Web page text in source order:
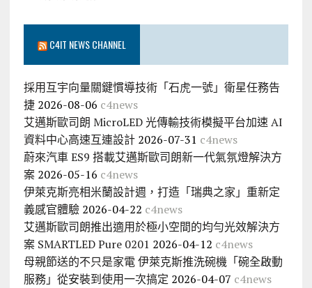
C4IT NEWS CHANNEL
採用互宇向量關鍵慣導技術「石虎一號」衛星任務告
捷 2026-08-06 c4news
艾邁斯歐司朗 MicroLED 光傳輸技術模擬平台加速 AI
資料中心高速互連設計 2026-07-31 c4news
蔚來汽車 ES9 搭載艾邁斯歐司朗新一代氣氛燈解決方
案 2026-05-16 c4news
伊萊克斯亮相米蘭設計週，打造「瑞典之家」重新定
義感官體驗 2026-04-22 c4news
艾邁斯歐司朗推出適用於極小空間的均勻光效解決方
案 SMARTLED Pure 0201 2026-04-12 c4news
母親節送的不只是家電 伊萊克斯推洗碗機「碗全啟動
服務」從安裝到使用一次搞定 2026-04-07 c4news